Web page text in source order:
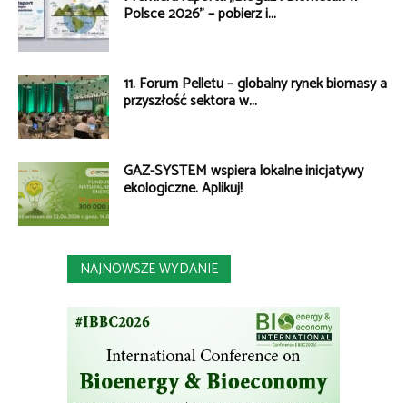
Polsce 2026” – pobierz i...
11. Forum Pelletu – globalny rynek biomasy a
przyszłość sektora w...
GAZ-SYSTEM wspiera lokalne inicjatywy
ekologiczne. Aplikuj!
NAJNOWSZE WYDANIE